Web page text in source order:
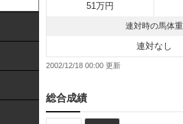
51万円
連対時の馬体重
連対なし
2002/12/18 00:00
総合成績